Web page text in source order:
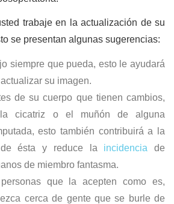
trabaje en la actualización de su
se presentan algunas sugerencias:
siempre que pueda, esto le ayudará
su imagen.
de su cuerpo que tienen cambios,
cicatriz o el muñón de alguna
esto también contribuirá a la
de ésta y reduce la incidencia de
de miembro fantasma.
que la acepten como es,
cerca de gente que se burle de